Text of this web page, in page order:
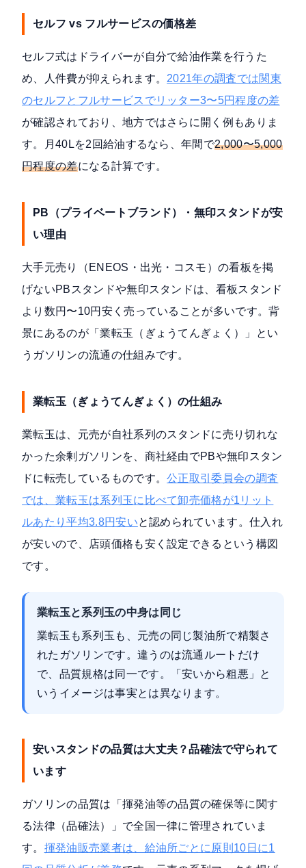
セルフ vs フルサービスの価格差
セルフ式はドライバーが自分で給油作業を行うた
め、人件費が抑えられます。2021年の調査では関東
のセルフとフルサービスでリッター3〜5円程度の差
が確認されており、地方ではさらに開く例もありま
す。月40Lを2回給油するなら、年間で2,000〜5,000
円程度の差になる計算です。
PB（プライベートブランド）・無印スタンドが安
い理由
大手元売り（ENEOS・出光・コスモ）の看板を掲
げないPBスタンドや無印スタンドは、看板スタンド
より数円〜10円安く売っていることが多いです。背
景にあるのが「業転玉（ぎょうてんぎょく）」とい
うガソリンの流通の仕組みです。
業転玉（ぎょうてんぎょく）の仕組み
業転玉は、元売が自社系列のスタンドに売り切れな
かった余剰ガソリンを、商社経由でPBや無印スタン
ドに転売しているものです。公正取引委員会の調査
では、業転玉は系列玉に比べて卸売価格が1リット
ルあたり平均3.8円安いと認められています。仕入れ
が安いので、店頭価格も安く設定できるという構図
です。
業転玉と系列玉の中身は同じ
業転玉も系列玉も、元売の同じ製油所で精製さ
れたガソリンです。違うのは流通ルートだけ
で、品質規格は同一です。「安いから粗悪」と
いうイメージは事実とは異なります。
安いスタンドの品質は大丈夫？品確法で守られて
います
ガソリンの品質は「揮発油等の品質の確保等に関す
る法律（品確法）」で全国一律に管理されていま
す。 揮発油販売業者は、給油所ごとに原則10日に1